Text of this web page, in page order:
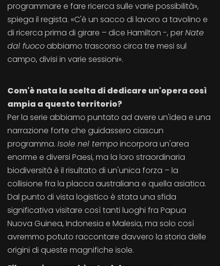
programmare e fare ricerca sulle varie possibilità»,
spiega il regista. «C'è un sacco di lavoro a tavolino e
di ricerca prima di girare – dice Hamilton -, perNate
dal fuocoabbiamo trascorso circa tre mesi sul
campo, divisi in varie sessioni».
Com'è nata la scelta di dedicare un'opera così
ampia a questo territorio?
Per la serie abbiamo puntato ad avere un'idea e una
narrazione forte che guidassero ciascun
programma. Isole nel tempoincorpora un'area
enorme e diversi Paesi, ma la loro straordinaria
biodiversità è il risultato di un'unica forza – la
collisione fra la placca australiana e quella asiatica.
Dal punto di vista logistico è stata una sfida
significativa visitare così tanti luoghi fra Papua
Nuova Guinea, Indonesia e Malesia, ma solo così
avremmo potuto raccontare davvero la storia delle
origini di queste magnifiche isole.